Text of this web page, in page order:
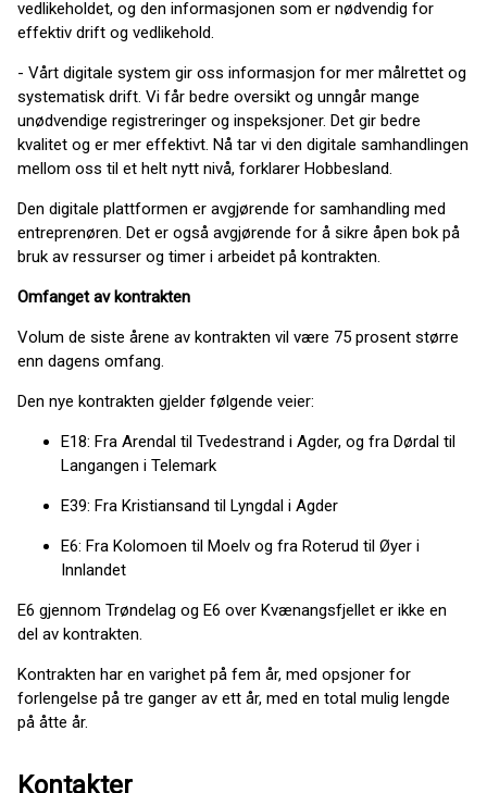
vedlikeholdet, og den informasjonen som er nødvendig for
effektiv drift og vedlikehold.
- Vårt digitale system gir oss informasjon for mer målrettet og
systematisk drift. Vi får bedre oversikt og unngår mange
unødvendige registreringer og inspeksjoner. Det gir bedre
kvalitet og er mer effektivt. Nå tar vi den digitale samhandlingen
mellom oss til et helt nytt nivå, forklarer Hobbesland.
Den digitale plattformen er avgjørende for samhandling med
entreprenøren. Det er også avgjørende for å sikre åpen bok på
bruk av ressurser og timer i arbeidet på kontrakten.
Omfanget av kontrakten
Volum de siste årene av kontrakten vil være 75 prosent større
enn dagens omfang.
Den nye kontrakten gjelder følgende veier:
E18: Fra Arendal til Tvedestrand i Agder, og fra Dørdal til
Langangen i Telemark
E39: Fra Kristiansand til Lyngdal i Agder
E6: Fra Kolomoen til Moelv og fra Roterud til Øyer i
Innlandet
E6 gjennom Trøndelag og E6 over Kvænangsfjellet er ikke en
del av kontrakten.
Kontrakten har en varighet på fem år, med opsjoner for
forlengelse på tre ganger av ett år, med en total mulig lengde
på åtte år.
Kontakter